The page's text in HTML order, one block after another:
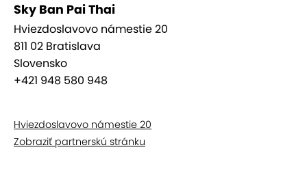
Rytmické kompresie, valcovanie končatín a jemné
kolísanie sú metódy thajskej masáže, ktorými
masér postupne uvoľňuje a správne usporiada
energie v tele. Rôzna intenzita tlaku je aplikovaná
na energetických dráhach pozdĺž tela v súlade s
Sky Ban Pai Thai
Hviezdoslavovo námestie 20
811 02 Bratislava
Slovensko
+421 948 580 948
Hviezdoslavovo námestie 20
Zobraziť partnerskú stránku